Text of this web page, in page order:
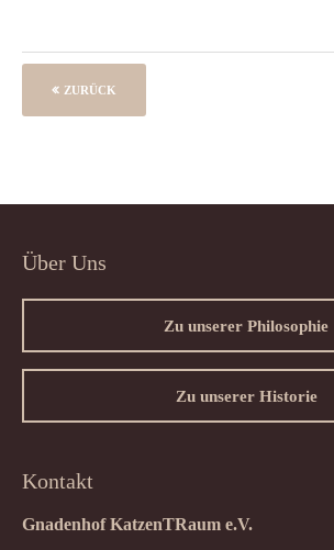
ZURÜCK
Über Uns
Zu unserer Philosophie
Zu unserer Historie
Kontakt
Gnadenhof KatzenTRaum e.V.